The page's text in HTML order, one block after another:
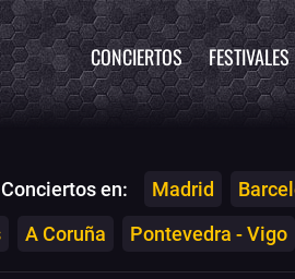
CONCIERTOS FESTIVALES
Conciertos en: Madrid
A Coruña Pontevedra - Vigo